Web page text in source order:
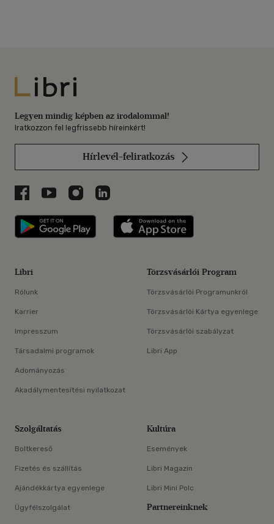
Libri
Legyen mindig képben az irodalommal!
Iratkozzon fel legfrissebb híreinkért!
Hírlevél-feliratkozás
Libri a Facebookon
Libri a Youtube-on
Libri az Instagramon
Libri a LinkedInen
Libri applikáció Szerezd meg: Google
Libri
Rólunk
Karrier
Impresszum
Társadalmi programok
Adományozás
Akadálymentesítési nyilatkozat
Törzsvásárlói Program
Törzsvásárlói Programunkról
Törzsvásárlói Kártya egyenlege
Törzsvásárlói szabályzat
Libri App
Szolgáltatás
Boltkereső
Fizetés és szállítás
Ajándékkártya egyenlege
Ügyfélszolgálat
Kultúra
Események
Libri Magazin
Libri Mini Polc
Partnereinknek